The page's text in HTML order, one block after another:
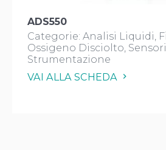
ADS550
Categorie: Analisi Liquidi
Ossigeno Disciolto Sensori
Strumentazione
VAI ALLA SCHEDA